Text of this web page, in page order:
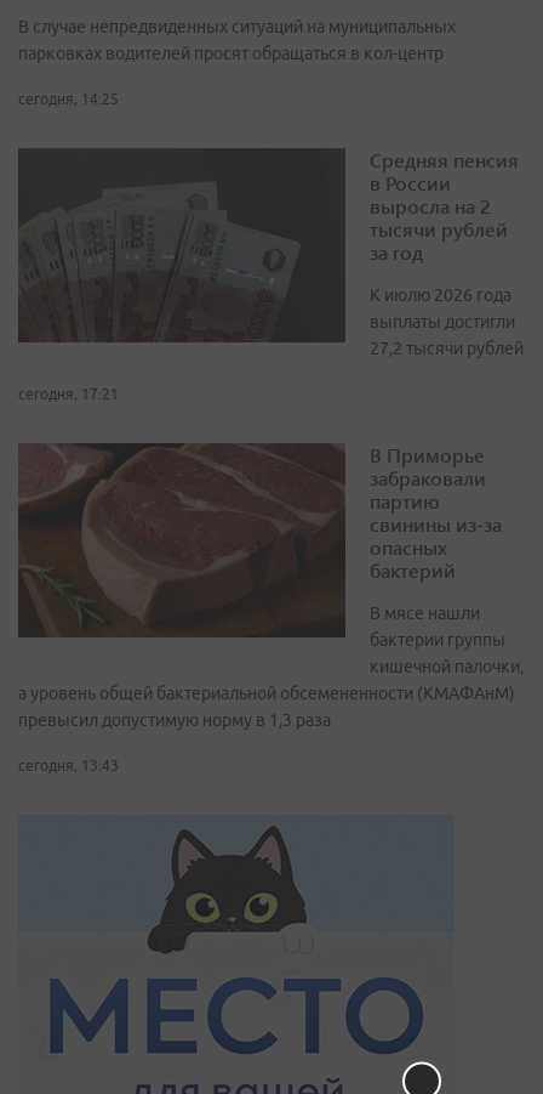
В случае непредвиденных ситуаций на муниципальных
парковках водителей просят обращаться в кол-центр
сегодня, 14:25
Средняя пенсия
в России
выросла на 2
тысячи рублей
за год
К июлю 2026 года
выплаты достигли
27,2 тысячи рублей
сегодня, 17:21
В Приморье
забраковали
партию
свинины из-за
опасных
бактерий
В мясе нашли
бактерии группы
кишечной палочки,
а уровень общей бактериальной обсемененности (КМАФАнМ)
превысил допустимую норму в 1,3 раза
сегодня, 13:43